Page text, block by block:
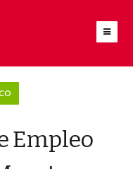
Empleo